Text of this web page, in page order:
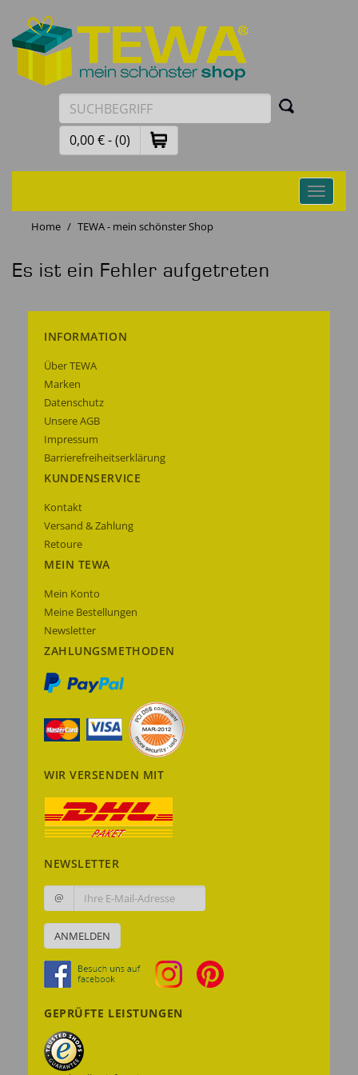
0,00 € - (0)
Toggle
Home
TEWA - mein schönster Shop
Es ist ein Fehler aufgetreten
INFORMATION
Über TEWA
Marken
Datenschutz
Unsere AGB
Impressum
Barrierefreiheitserklärung
KUNDENSERVICE
Kontakt
Versand & Zahlung
Retoure
MEIN TEWA
Mein Konto
Meine Bestellungen
Newsletter
ZAHLUNGSMETHODEN
WIR VERSENDEN MIT
NEWSLETTER
@
ANMELDEN
GEPRÜFTE LEISTUNGEN